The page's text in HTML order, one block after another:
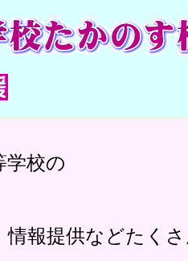
学校の
報提供などたくさ